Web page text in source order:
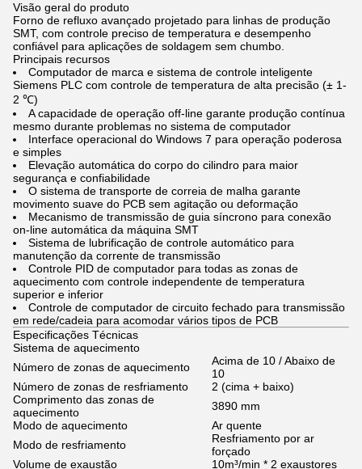
Visão geral do produto
Forno de refluxo avançado projetado para linhas de produção
SMT, com controle preciso de temperatura e desempenho
confiável para aplicações de soldagem sem chumbo.
Principais recursos
Computador de marca e sistema de controle inteligente
Siemens PLC com controle de temperatura de alta precisão (± 1-
2 ℃)
A capacidade de operação off-line garante produção contínua
mesmo durante problemas no sistema de computador
Interface operacional do Windows 7 para operação poderosa
e simples
Elevação automática do corpo do cilindro para maior
segurança e confiabilidade
O sistema de transporte de correia de malha garante
movimento suave do PCB sem agitação ou deformação
Mecanismo de transmissão de guia síncrono para conexão
on-line automática da máquina SMT
Sistema de lubrificação de controle automático para
manutenção da corrente de transmissão
Controle PID de computador para todas as zonas de
aquecimento com controle independente de temperatura
superior e inferior
Controle de computador de circuito fechado para transmissão
em rede/cadeia para acomodar vários tipos de PCB
Especificações Técnicas
Sistema de aquecimento
Número de zonas de aquecimento
Acima de 10 / Abaixo de
10
Número de zonas de resfriamento
2 (cima + baixo)
Comprimento das zonas de
aquecimento
3890 mm
Modo de aquecimento
Ar quente
Modo de resfriamento
Resfriamento por ar
forçado
Volume de exaustão
10m³/min * 2 exaustores